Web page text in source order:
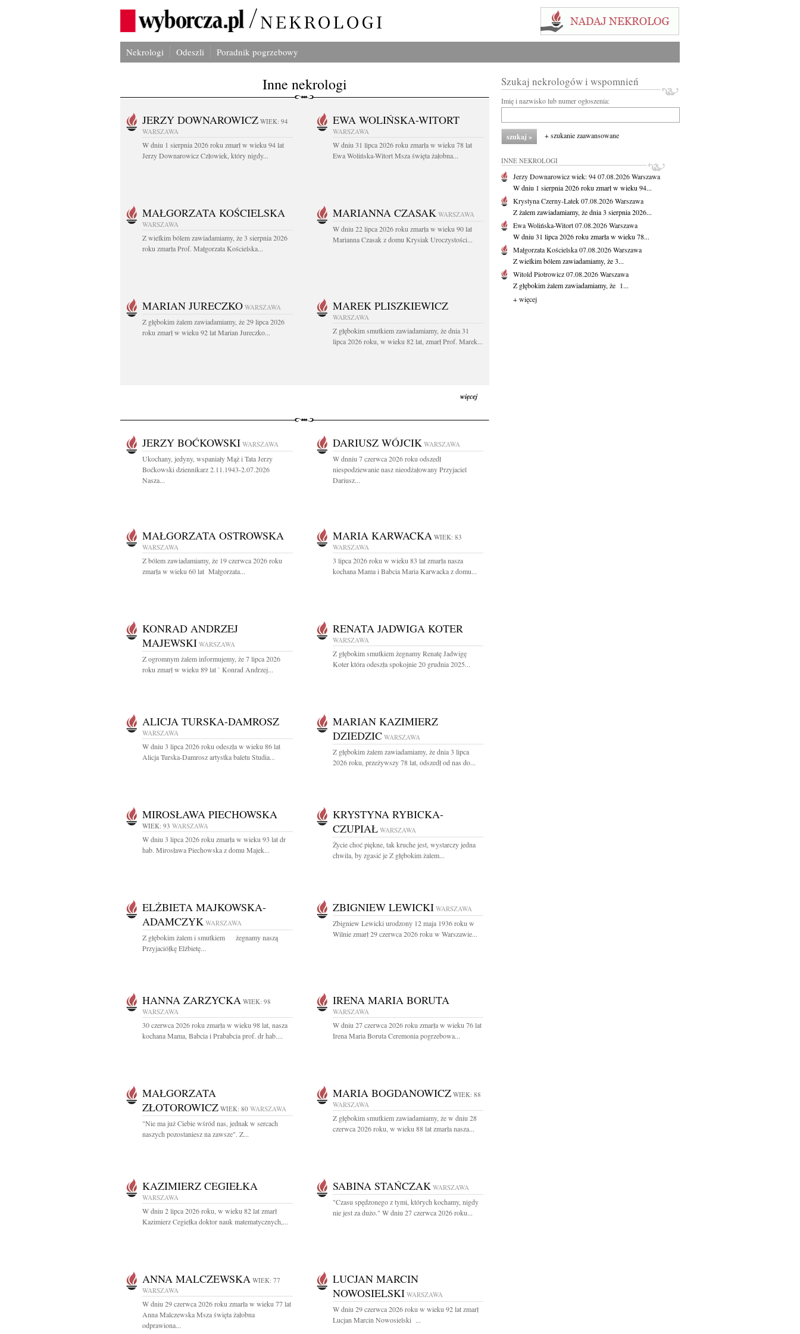
Nekrologi Odeszli Poradnik pogrzebowy
Inne nekrologi
JERZY DOWNAROWICZ WIEK: 94
WARSZAWA
W dniu 1 sierpnia 2026 roku zmarł w wieku 94 lat
Jerzy Downarowicz Człowiek, który nigdy...
EWA WOLIŃSKA-WITORT
WARSZAWA
W dniu 31 lipca 2026 roku zmarła w wieku 78 lat
Ewa Wolińska-Witort Msza święta żałobna...
MAŁGORZATA KOŚCIELSKA
WARSZAWA
Z wielkim bólem zawiadamiamy, że 3 sierpnia 2026
roku zmarła Prof. Małgorzata Kościelska...
MARIANNA CZASAK WARSZAWA
W dniu 22 lipca 2026 roku zmarła w wieku 90 lat
Marianna Czasak z domu Krysiak Uroczystości...
MARIAN JURECZKO WARSZAWA
Z głębokim żalem zawiadamiamy, że 29 lipca 2026
roku zmarł w wieku 92 lat Marian Jureczko...
MAREK PLISZKIEWICZ
WARSZAWA
Z głębokim smutkiem zawiadamiamy, że dnia 31
lipca 2026 roku, w wieku 82 lat, zmarł Prof. Marek...
więcej
JERZY BOĆKOWSKI WARSZAWA
Ukochany, jedyny, wspaniały Mąż i Tata Jerzy
Boćkowski dziennikarz 2.11.1943-2.07.2026
Nasza...
DARIUSZ WÓJCIK WARSZAWA
W dnniu 7 czerwca 2026 roku odszedł
niespodziewanie nasz nieodżałowany Przyjaciel
Dariusz...
MAŁGORZATA OSTROWSKA
WARSZAWA
Z bólem zawiadamiamy, że 19 czerwca 2026 roku
zmarła w wieku 60 lat Małgorzata...
MARIA KARWACKA WIEK: 83
WARSZAWA
3 lipca 2026 roku w wieku 83 lat zmarła nasza
kochana Mama i Babcia Maria Karwacka z domu...
KONRAD ANDRZEJ
MAJEWSKI WARSZAWA
Z ogromnym żalem informujemy, że 7 lipca 2026
roku zmarł w wieku 89 lat ` Konrad Andrzej...
RENATA JADWIGA KOTER
WARSZAWA
Z głębokim smutkiem żegnamy Renatę Jadwigę
Koter która odeszła spokojnie 20 grudnia 2025...
ALICJA TURSKA-DAMROSZ
WARSZAWA
W dniu 3 lipca 2026 roku odeszła w wieku 86 lat
Alicja Turska-Damrosz artystka baletu Studia...
MARIAN KAZIMIERZ
DZIEDZIC WARSZAWA
Z głębokim żalem zawiadamiamy, że dnia 3 lipca
2026 roku, przeżywszy 78 lat, odszedł od nas do...
MIROSŁAWA PIECHOWSKA
WIEK: 93 WARSZAWA
W dniu 3 lipca 2026 roku zmarła w wieku 93 lat dr
hab. Mirosława Piechowska z domu Majek...
KRYSTYNA RYBICKA-
CZUPIAŁ WARSZAWA
Życie choć piękne, tak kruche jest, wystarczy jedna
chwila, by zgasić je Z głębokim żalem...
ELŻBIETA MAJKOWSKA-
ADAMCZYK WARSZAWA
Z głębokim żalem i smutkiem żegnamy naszą
Przyjaciółkę Elżbietę...
ZBIGNIEW LEWICKI WARSZAWA
Zbigniew Lewicki urodzony 12 maja 1936 roku w
Wilnie zmarł 29 czerwca 2026 roku w Warszawie...
HANNA ZARZYCKA WIEK: 98
WARSZAWA
30 czerwca 2026 roku zmarła w wieku 98 lat, nasza
kochana Mama, Babcia i Prababcia prof. dr hab....
IRENA MARIA BORUTA
WARSZAWA
W dniu 27 czerwca 2026 roku zmarła w wieku 76 lat
Irena Maria Boruta Ceremonia pogrzebowa...
MAŁGORZATA
ZŁOTOROWICZ WIEK: 80 WARSZAWA
"Nie ma już Ciebie wśród nas, jednak w sercach
naszych pozostaniesz na zawsze". Z...
MARIA BOGDANOWICZ WIEK: 88
WARSZAWA
Z głębokim smutkiem zawiadamiamy, że w dniu 28
czerwca 2026 roku, w wieku 88 lat zmarła nasza...
KAZIMIERZ CEGIEŁKA
WARSZAWA
W dniu 2 lipca 2026 roku, w wieku 82 lat zmarł
Kazimierz Cegiełka doktor nauk matematycznych,...
SABINA STAŃCZAK WARSZAWA
"Czasu spędzonego z tymi, których kochamy, nigdy
nie jest za dużo." W dniu 27 czerwca 2026 roku...
ANNA MALCZEWSKA WIEK: 77
WARSZAWA
W dniu 29 czerwca 2026 roku zmarła w wieku 77 lat
Anna Malczewska Msza święta żałobna
odprawiona...
LUCJAN MARCIN
NOWOSIELSKI WARSZAWA
W dniu 29 czerwca 2026 roku w wieku 92 lat zmarł
Lucjan Marcin Nowosielski ...
Szukaj nekrologów i wspomnień
Imię i nazwisko lub numer ogłoszenia:
+ szukanie zaawansowane
INNE NEKROLOGI
Jerzy Downarowiczwiek: 9407.08.2026Warszawa
W dniu 1 sierpnia 2026 roku zmarł w wieku 94...
Krystyna Czerny-Latek07.08.2026Warszawa
Z żalem zawiadamiamy, że dnia 3 sierpnia 2026...
Ewa Wolińska-Witort07.08.2026Warszawa
W dniu 31 lipca 2026 roku zmarła w wieku 78...
Małgorzata Kościelska07.08.2026Warszawa
Z wielkim bólem zawiadamiamy, że 3...
Witold Piotrowicz07.08.2026Warszawa
Z głębokim żalem zawiadamiamy, że 1...
+ więcej